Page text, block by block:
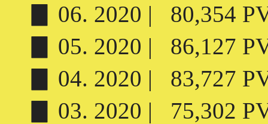
▊ 06. 2020 | 80,354
▊ 05. 2020 | 86,127
▊ 04. 2020 | 83,727
▊ 03. 2020 | 75,302